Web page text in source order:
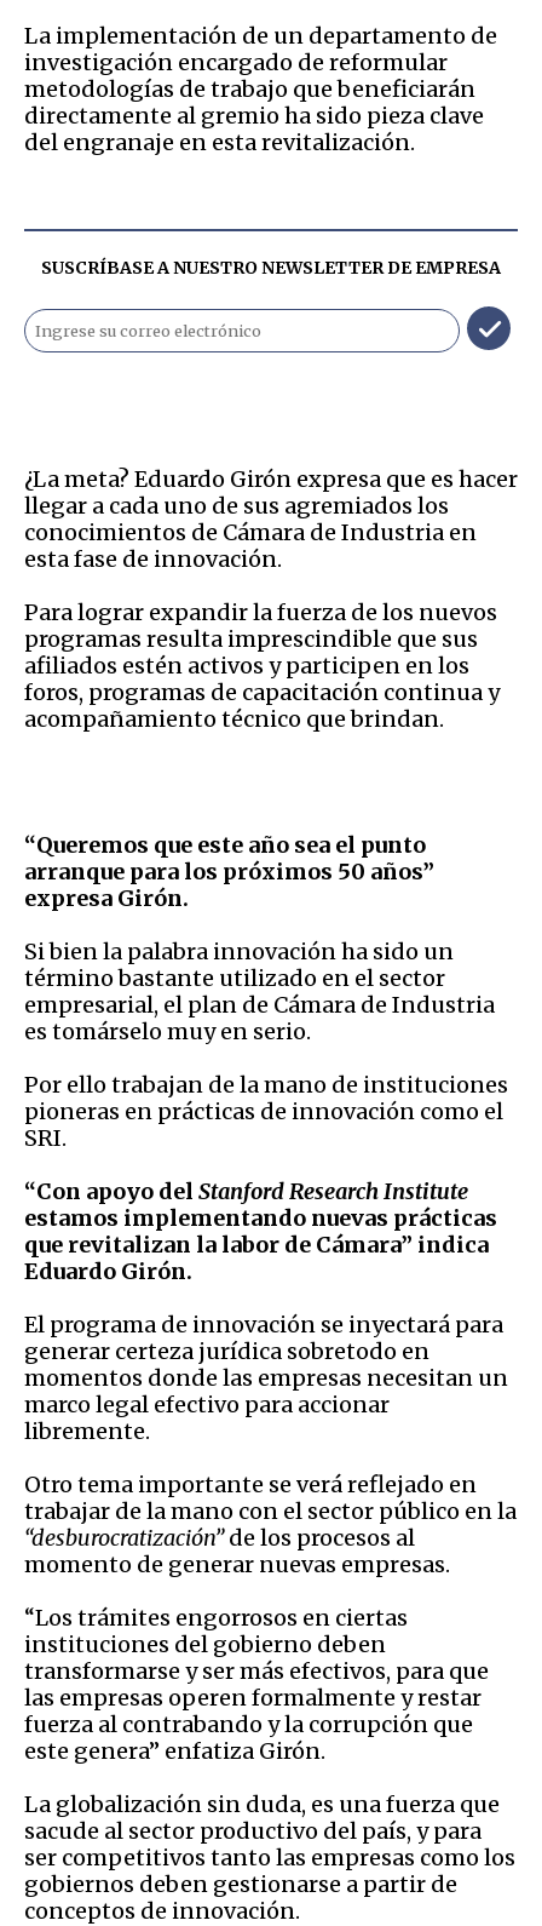
La implementación de un departamento de
investigación encargado de reformular
metodologías de trabajo que beneficiarán
directamente al gremio ha sido pieza clave
del engranaje en esta revitalización.
SUSCRÍBASE A NUESTRO NEWSLETTER DEEMPRESA
¿La meta? Eduardo Girón expresa que es hacer
llegar a cada uno de sus agremiados los
conocimientos de Cámara de Industria en
esta fase de innovación.
Para lograr expandir la fuerza de los nuevos
programas resulta imprescindible que sus
afiliados estén activos y participen en los
foros, programas de capacitación continua y
acompañamiento técnico que brindan.
“Queremos que este año sea el punto
arranque para los próximos 50 años”
expresa Girón.
Si bien la palabra innovación ha sido un
término bastante utilizado en el sector
empresarial, el plan de Cámara de Industria
es tomárselo muy en serio.
Por ello trabajan de la mano de instituciones
pioneras en prácticas de innovación como el
SRI.
“Con apoyo del Stanford Research Institute
estamos implementando nuevas prácticas
que revitalizan la labor de Cámara” indica
Eduardo Girón.
El programa de innovación se inyectará para
generar certeza jurídica sobretodo en
momentos donde las empresas necesitan un
marco legal efectivo para accionar
libremente.
Otro tema importante se verá reflejado en
trabajar de la mano con el sector público en la
“desburocratización”de los procesos al
momento de generar nuevas empresas.
“Los trámites engorrosos en ciertas
instituciones del gobierno deben
transformarse y ser más efectivos, para que
las empresas operen formalmente y restar
fuerza al contrabando y la corrupción que
este genera” enfatiza Girón.
La globalización sin duda, es una fuerza que
sacude al sector productivo del país, y para
ser competitivos tanto las empresas como los
gobiernos deben gestionarse a partir de
conceptos de innovación.